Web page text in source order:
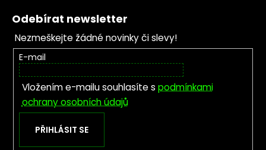
Odebírat newsletter
Nezmeškejte žádné novinky či slevy!
E-mail
Vložením e-mailu souhlasíte s podmínkami
ochrany osobních údajů
PŘIHLÁSIT SE